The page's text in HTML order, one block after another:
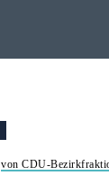
von CDU-